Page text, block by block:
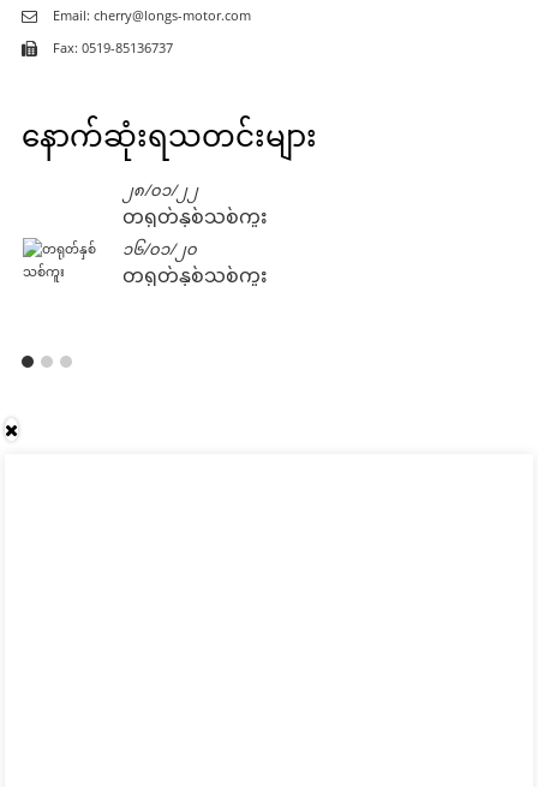
Email: cherry@longs-motor.com
Fax: 0519-85136737
နောက်ဆုံးရသတင်းများ
၂၈/၀၁/၂၂
တရုတ်နှစ်သစ်ကူး
၁၆/၀၁/၂၀
တရုတ်နှစ်သစ်ကူး